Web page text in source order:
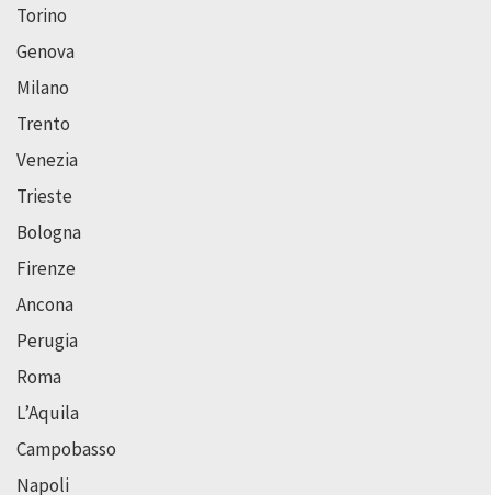
Torino
Genova
Milano
Trento
Venezia
Trieste
Bologna
Firenze
Ancona
Perugia
Roma
L’Aquila
Campobasso
Napoli